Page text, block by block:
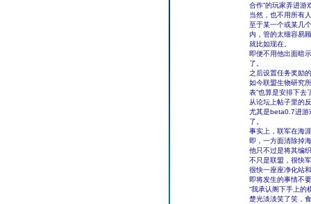
合作”的玩家弄进游
当然，也不用所有
至于某一个或某几
内，管的太细容易
就比如现在。
即便不用他出面暗
了。
之后设置任务奖励
如今联盟生物研究
表”也算是安排下去
从论坛上帖子里的
尤其是beta0.7进游
了。
事实上，联军在海
即，一方面清除掉
他只不过是将其编
不只是联盟，很快
很快一座座净化站
即将发生的事情不
“我承认阁下手上的
楚光淡淡笑了笑，